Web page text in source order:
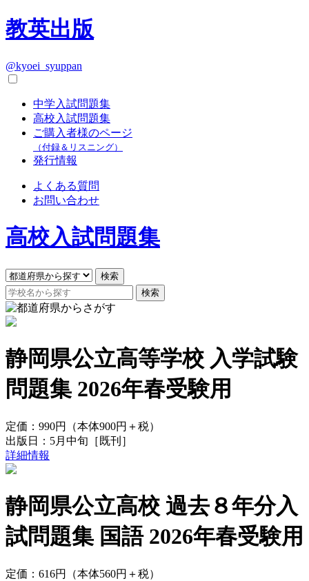
教英出版
@kyoei_syuppan
中学入試問題集
高校入試問題集
ご購入者様のページ
（付録＆リスニング）
発行情報
よくある質問
お問い合わせ
高校入試問題集
静岡県公立高等学校 入学試験
問題集 2026年春受験用
定価： 990円
（本体900円＋税）
出版日： 5月中旬 ［既刊］
詳細情報
静岡県公立高校 過去８年分入
試問題集 国語 2026年春受験用
定価： 616円
（本体560円＋税）